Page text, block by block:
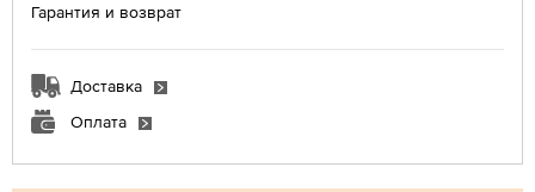
Гарантия и возврат
Доставка
Оплата